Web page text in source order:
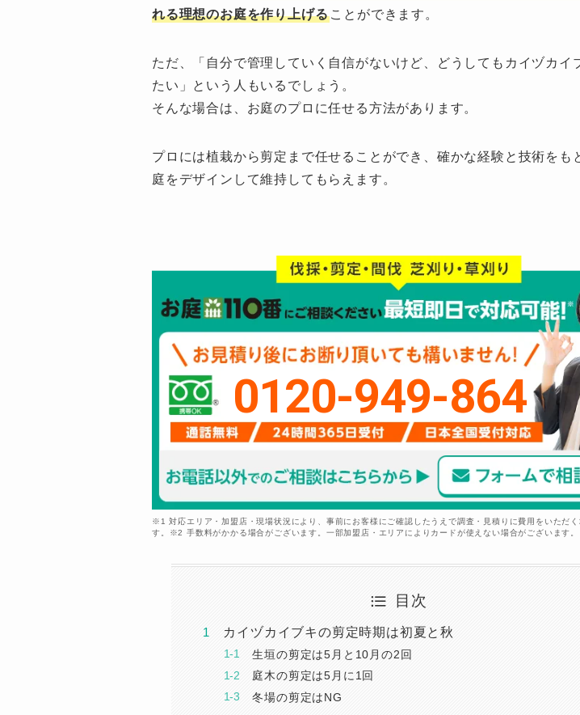
れる理想のお庭を作り上げる ことができます。
ただ、「自分で管理していく自信がないけど、どうしてもカイヅカイ
たい」という人もいるでしょう。
そんな場合は、お庭のプロに任せる方法があります。
プロには植栽から剪定まで任せることができ、確かな経験と技術をも
庭をデザインして維持してもらえます。
0120-949-864
※1 対応エリア・加盟店・現場状況により、事前にお客様にご確認したうえで調査・見積りに費用をいただく
す。※2 手数料がかかる場合がございます。一部加盟店・エリアによりカードが使えない場合がございます。
目次
カイヅカイブキの剪定時期は初夏と秋
生垣の剪定は5月と10月の2回
庭木の剪定は5月に1回
冬場の剪定はNG